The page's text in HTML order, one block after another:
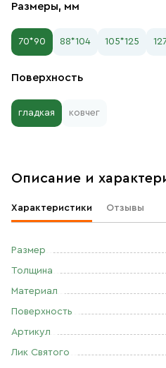
Размеры, мм
70*90 88*104 105*125
Поверхность
гладкая ковчег
Описание и
Характеристики Отзывы
Размер
Толщина
Материал
Поверхность
Артикул
Лик Святого